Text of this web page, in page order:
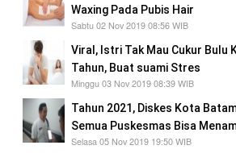
Waxing Pada Pubis Hair
Sabtu 02 Nov 2019 08:56 WIB
Viral, Istri Tak Mau Cukur Bulu
Tahun, Buat suami Stres
Minggu 03 Nov 2019 08:39 WIB
Tahun 2021, Diskes Kota
Semua Puskesmas Bisa
Selasa 05 Nov 2019 19:50 WIB